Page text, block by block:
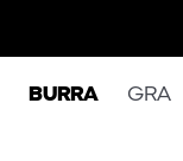
BURRA GRA